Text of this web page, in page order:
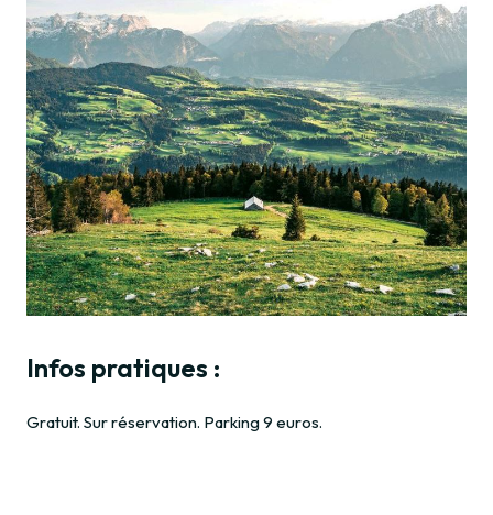
Infos pratiques :
Gratuit. Sur réservation. Parking 9 euros.